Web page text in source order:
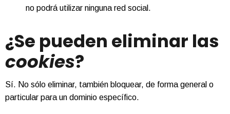
no podrá utilizar ninguna red social.
¿Se pueden eliminar las
cookies?
Sí. No sólo eliminar, también bloquear, de forma general o
particular para un dominio específico.